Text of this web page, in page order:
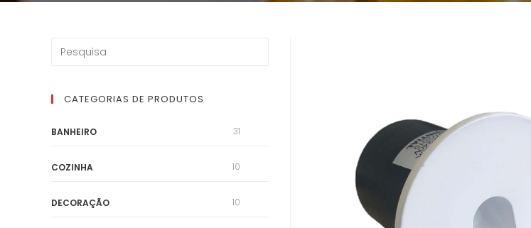
CATEGORIAS DE PRODUTOS
BANHEIRO 31
COZINHA 10
DECORAÇÃO 10